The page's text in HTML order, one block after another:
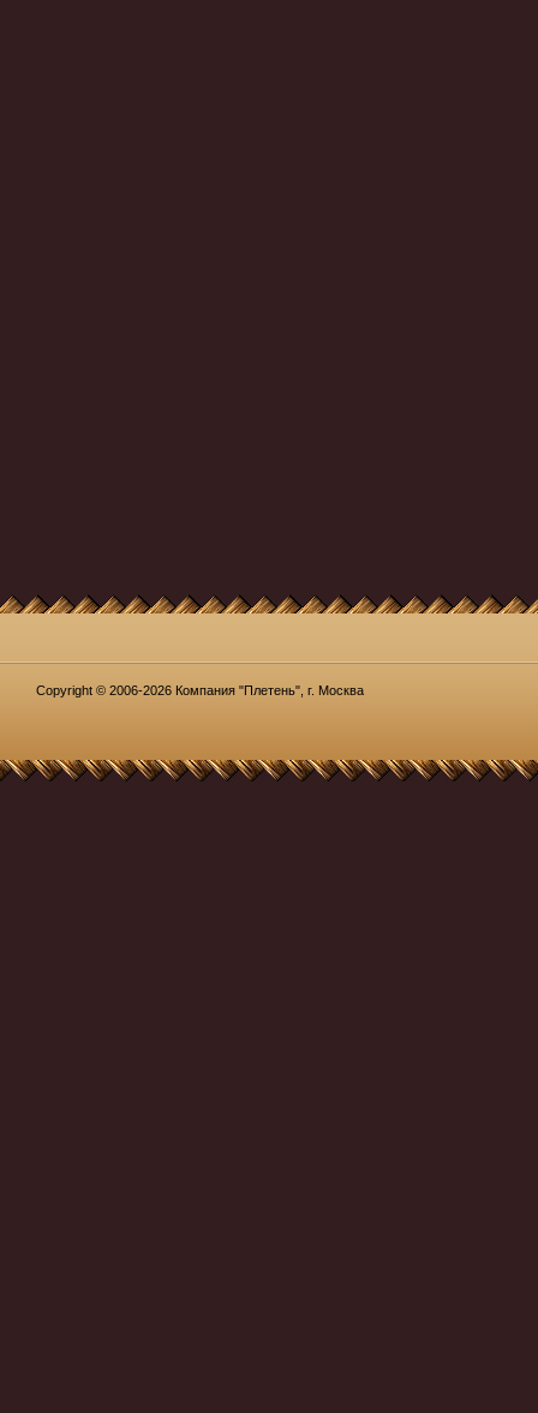
Copyright © 2006-2026 Компания "Плетень", г. Москва